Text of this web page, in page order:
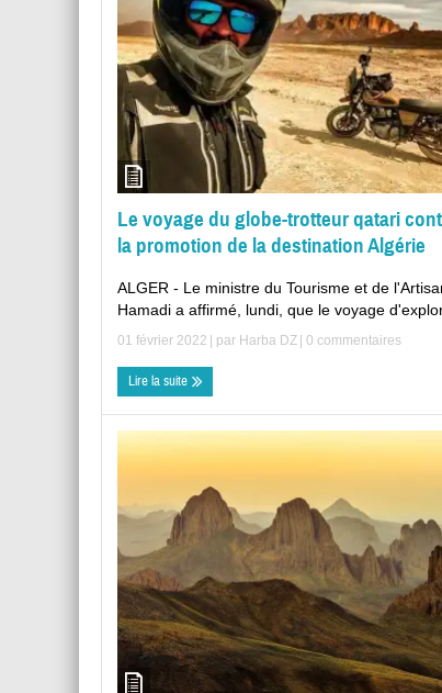
Le voyage du globe-trotteur qatari
la promotion de la destination Algérie
ALGER - Le ministre du Tourisme et de
Hamadi a affirmé, lundi, que le voyage d'explor
01 février 2022 | par Harba DZ | 0 commentaires
Lire la suite